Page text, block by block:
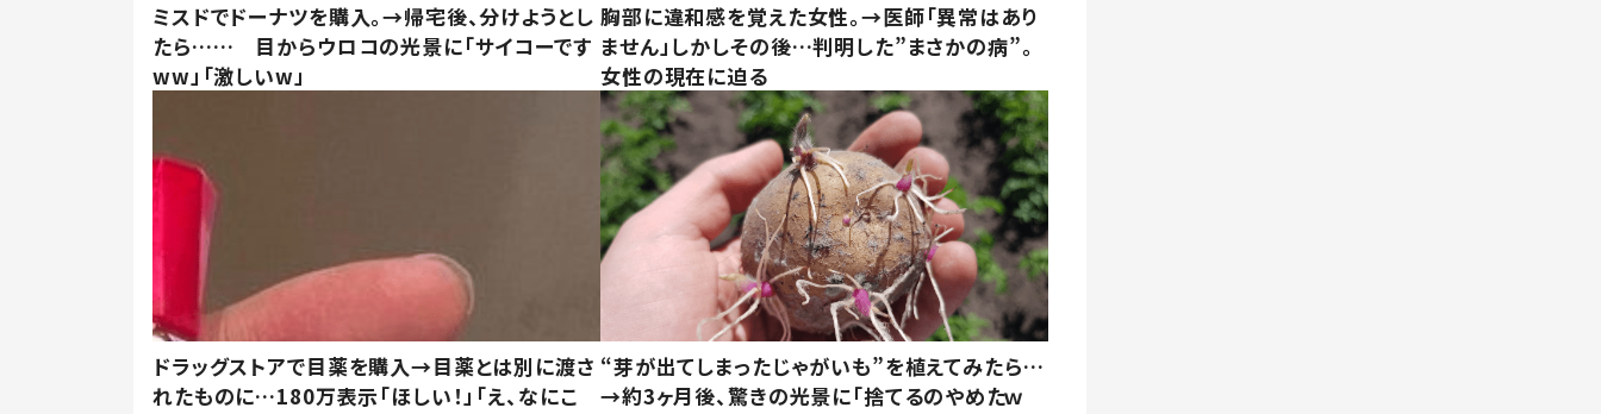
ミスドでドーナツを購入。→帰宅後、分けようとし
たら…… 目からウロコの光景に「サイコーです
ww」「激しいw」
胸部に違和感を覚えた女性。→医師「異常はあり
ません」しかしその後…判明した”まさかの病”。
女性の現在に迫る
ドラッグストアで目薬を購入→目薬とは別に渡さ
れたものに…180万表示「ほしい！」「え、なにこ
“芽が出てしまったじゃがいも”を植えてみたら…
→約3ヶ月後、驚きの光景に「捨てるのやめたｗ